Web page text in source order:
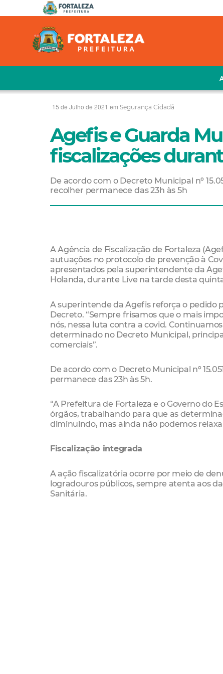
15 de Julho de 2021 em Segurança Cidadã
Agefis e Guarda
fiscalizações
De acordo com o Decreto Municipal nº
recolher permanece das 23h às 5h
A Agência de Fiscalização de Fortaleza
autuações no protocolo de prevenção à
apresentados pela superintendente da
Holanda, durante Live na tarde desta
A superintende da Agefis reforça o
Decreto. “Sempre frisamos que o mais
nós, nessa luta contra a covid.
determinado no Decreto Municipal,
comerciais”.
De acordo com o Decreto Municipal nº
permanece das 23h às 5h.
“A Prefeitura de Fortaleza e o Governo do
órgãos, trabalhando para que as
diminuindo, mas ainda não podemos
Fiscalização integrada
A ação fiscalizatória ocorre por meio de
logradouros públicos, sempre atenta aos
Sanitária.